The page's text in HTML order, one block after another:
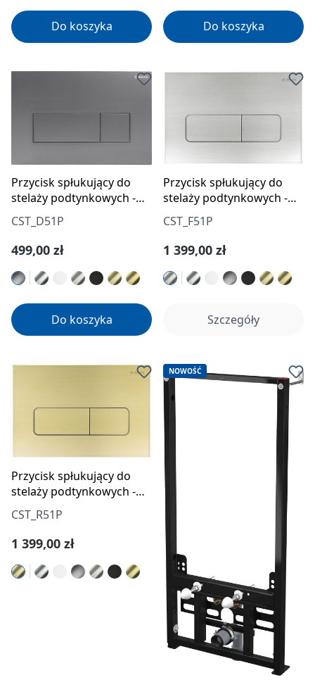
Do koszyka Do koszyka
Przycisk spłukujący do
stelaży podtynkowych -
slim
CST_D51P
Cena regularna:
499,00 zł
Do koszyka
Przycisk spłukujący do
stelaży podtynkowych -
slim
CST_F51P
Cena regularna:
1 399,00 zł
Szczegóły
Przycisk spłukujący do
stelaży podtynkowych -
slim
CST_R51P
Cena regularna:
1 399,00 zł
NOWOŚĆ